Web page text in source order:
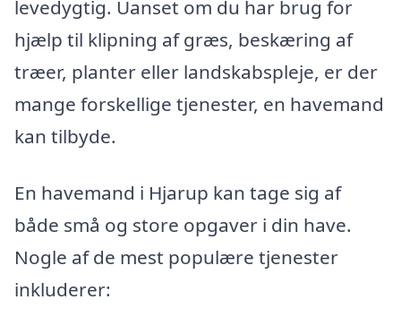
levedygtig. Uanset om du har brug for
hjælp til klipning af græs, beskæring af
træer, planter eller landskabspleje, er der
mange forskellige tjenester, en havemand
kan tilbyde.
En havemand i Hjarup kan tage sig af
både små og store opgaver i din have.
Nogle af de mest populære tjenester
inkluderer: